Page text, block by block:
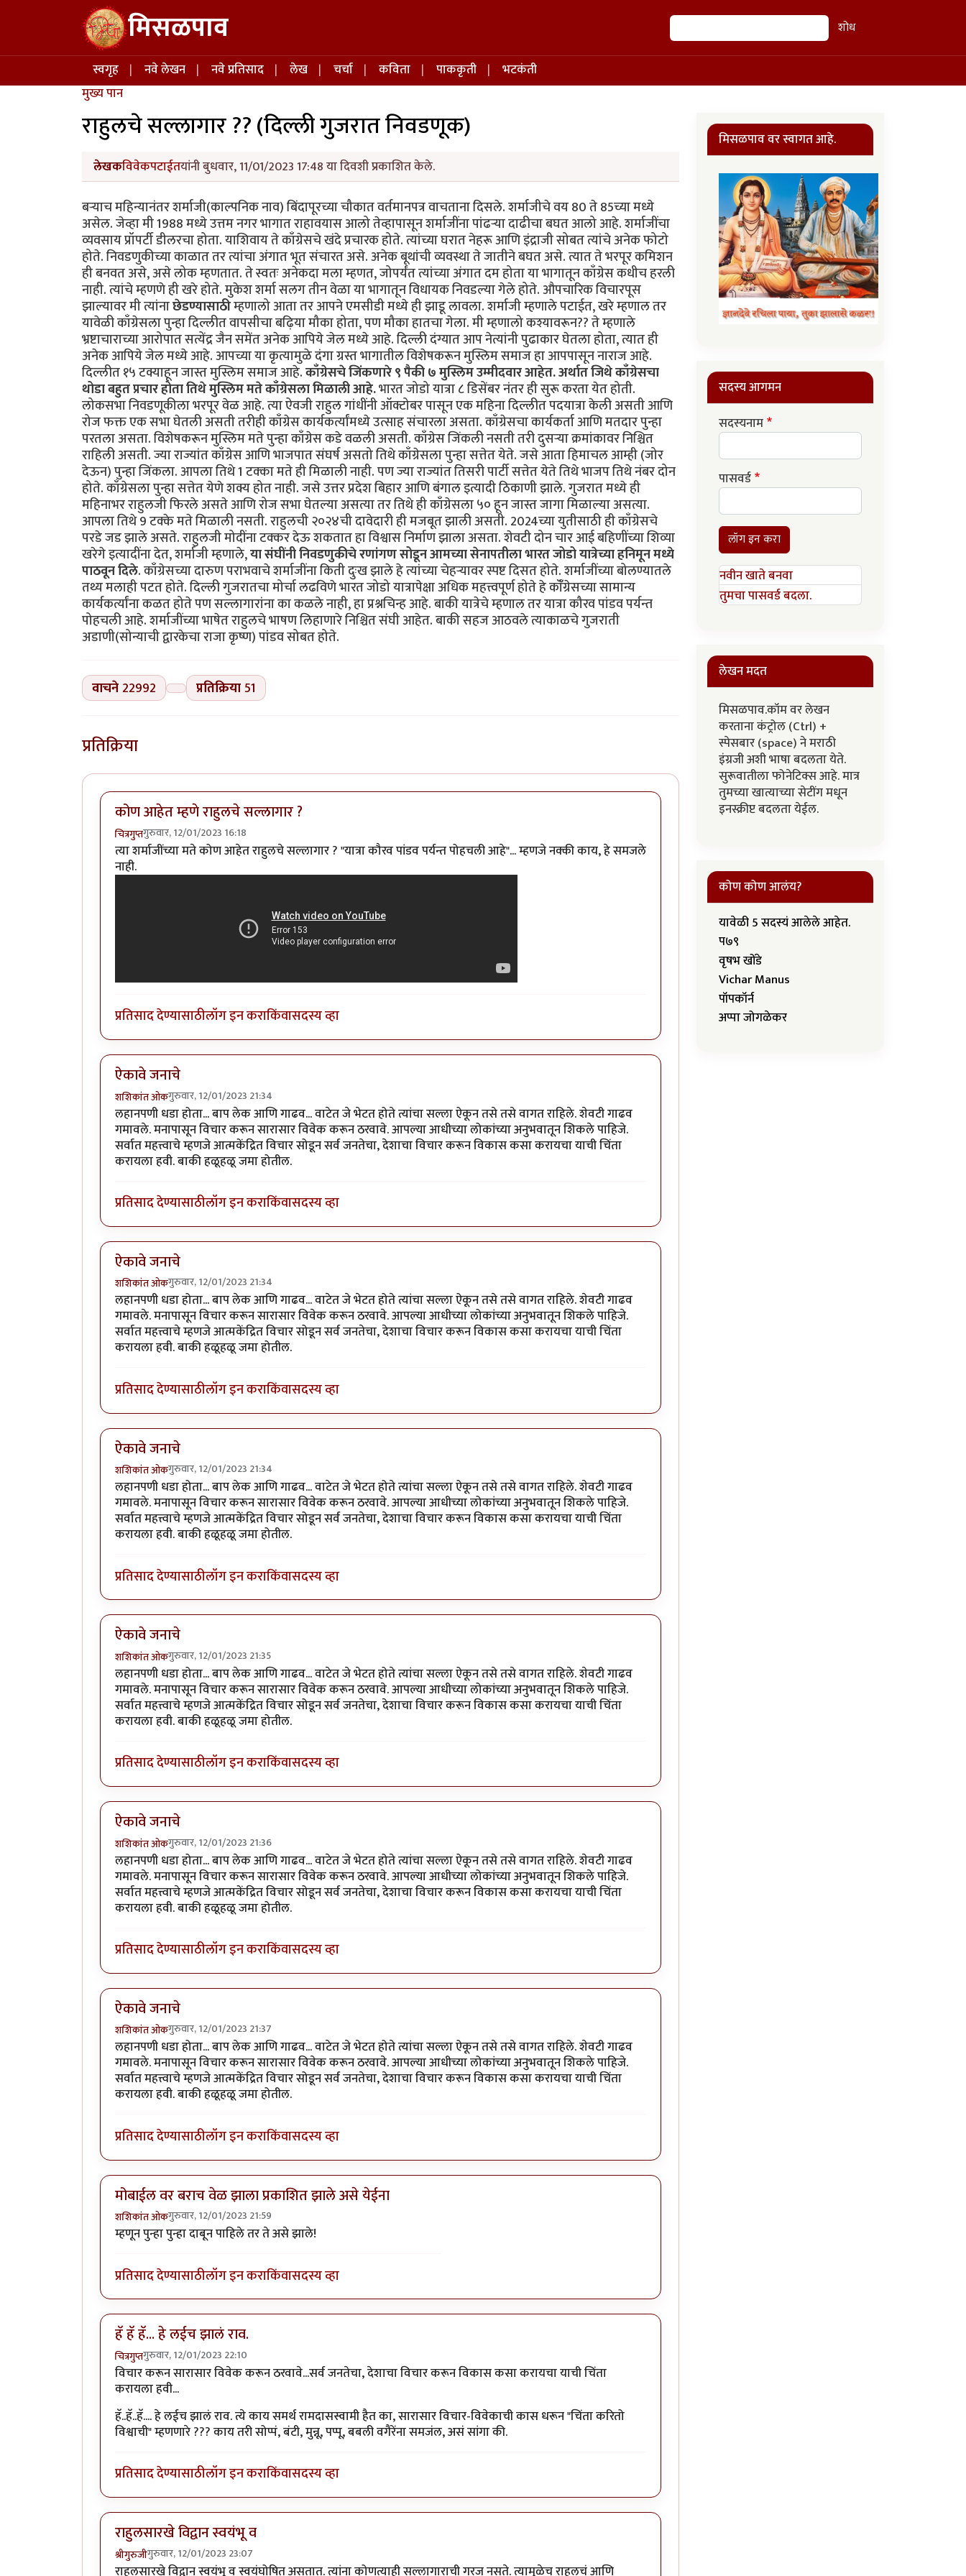
Skip to main content मिसळपाव शोध शोध
Main navigation
स्वगृह नवे लेखन नवे प्रतिसाद लेख चर्चा कविता पाककृती
भटकंती
मुख्य पान
राहुलचे सल्लागार ?? (दिल्ली गुजरात निवडणूक)
लेखकविवेकपटाईतयांनी बुधवार, 11/01/2023 17:48 या दिवशी प्रकाशित केले.
बऱ्याच महिन्यानंतर शर्माजी(काल्पनिक नाव) बिंदापूरच्या चौकात वर्तमानपत्र वाचताना दिसले. शर्माजीचे वय 80 ते 85च्या मध्ये
असेल. जेव्हा मी 1988 मध्ये उत्तम नगर भागात राहावयास आलो तेव्हापासून शर्माजींना पांढऱ्या दाढीचा बघत आलो आहे. शर्माजींचा
व्यवसाय प्रॉपर्टी डीलरचा होता. याशिवाय ते काँग्रेसचे खंदे प्रचारक होते. त्यांच्या घरात नेहरू आणि इंद्राजी सोबत त्यांचे अनेक फोटो
होते. निवडणुकीच्या काळात तर त्यांचा अंगात भूत संचारत असे. अनेक बूथांची व्यवस्था ते जातीने बघत असे. त्यात ते भरपूर कमिशन
ही बनवत असे, असे लोक म्हणतात. ते स्वतः अनेकदा मला म्हणत, जोपर्यंत त्यांच्या अंगात दम होता या भागातून काँग्रेस कधीच हरली
नाही. त्यांचे म्हणणे ही खरे होते. मुकेश शर्मा सलग तीन वेळा या भागातून विधायक निवडल्या गेले होते. औपचारिक विचारपूस
झाल्यावर मी त्यांनाछेडण्यासाठीम्हणालो आता तर आपने एमसीडी मध्ये ही झाडू लावला. शर्माजी म्हणाले पटाईत, खरे म्हणाल तर
यावेळी काँग्रेसला पुन्हा दिल्लीत वापसीचा बढ़िया मौका होता, पण मौका हातचा गेला. मी म्हणालो कश्यावरून?? ते म्हणाले
भ्रष्टाचाराच्या आरोपात सत्येंद्र जैन समेंत अनेक आपिये जेल मध्ये आहे. दिल्ली दंग्यात आप नेत्यांनी पुढाकार घेतला होता, त्यात ही
अनेक आपिये जेल मध्ये आहे. आपच्या या कृत्यामुळे दंगा ग्रस्त भागातील विशेषकरून मुस्लिम समाज हा आपपासून नाराज आहे.
दिल्लीत १५ टक्याहून जास्त मुस्लिम समाज आहे.काँग्रेसचे जिंकणारे ९ पैकी ७ मुस्लिम उम्मीदवार आहेत. अर्थात जिथे काँग्रेसचा
थोडा बहुत प्रचार होता तिथे मुस्लिम मते काँग्रेसला मिळाली आहे.भारत जोडो यात्रा ८ डिसेंबर नंतर ही सुरू करता येत होती.
लोकसभा निवडणूकीला भरपूर वेळ आहे. त्या ऐवजी राहुल गांधींनी ऑक्टोबर पासून एक महिना दिल्लीत पदयात्रा केली असती आणि
रोज फक्त एक सभा घेतली असती तरीही काँग्रेस कार्यकर्त्यांमध्ये उत्साह संचारला असता. काँग्रेसचा कार्यकर्ता आणि मतदार पुन्हा
परतला असता. विशेषकरून मुस्लिम मते पुन्हा काँग्रेस कडे वळली असती. काँग्रेस जिंकली नसती तरी दुसऱ्या क्रमांकावर निश्चित
राहिली असती. ज्या राज्यांत काँग्रेस आणि भाजपात संघर्ष असतो तिथे काँग्रेसला पुन्हा सत्तेत येते. जसे आता हिमाचल आम्ही (जोर
देऊन) पुन्हा जिंकला. आपला तिथे 1 टक्का मते ही मिळाली नाही. पण ज्या राज्यांत तिसरी पार्टी सत्तेत येते तिथे भाजप तिथे नंबर दोन
होते. काँग्रेसला पुन्हा सत्तेत येणे शक्य होत नाही. जसे उत्तर प्रदेश बिहार आणि बंगाल इत्यादी ठिकाणी झाले. गुजरात मध्ये ही
महिनाभर राहुलजी फिरले असते आणि रोज सभा घेतल्या असत्या तर तिथे ही काँग्रेसला ५० हून जास्त जागा मिळाल्या असत्या.
आपला तिथे 9 टक्के मते मिळाली नसती. राहुलची २०२४ची दावेदारी ही मजबूत झाली असती. 2024च्या युतीसाठी ही काँग्रेसचे
परडे जड झाले असते. राहुलजी मोदींना टक्कर देऊ शकतात हा विश्वास निर्माण झाला असता. शेवटी दोन चार आई बहिणींच्या शिव्या
खरेगे इत्यादींना देत, शर्माजी म्हणाले,या संघींनी निवडणुकीचे रणांगण सोडून आमच्या सेनापतीला भारत जोडो यात्रेच्या हनिमून मध्ये
पाठवून दिले. काँग्रेसच्या दारुण पराभवाचे शर्माजींना किती दुःख झाले हे त्यांच्या चेहऱ्यावर स्पष्ट दिसत होते. शर्माजींच्या बोलण्यातले
तथ्य मलाही पटत होते. दिल्ली गुजरातचा मोर्चा लढविणे भारत जोडो यात्रापेक्षा अधिक महत्त्वपूर्ण होते हे कॉँग्रेसच्या सामान्य
कार्यकर्त्यांना कळत होते पण सल्लागारांना का कळले नाही, हा प्रश्नचिन्ह आहे. बाकी यात्रेचे म्हणाल तर यात्रा कौरव पांडव पर्यन्त
पोहचली आहे. शर्माजींच्या भाषेत राहुलचे भाषण लिहाणारे निश्चित संघी आहेत. बाकी सहज आठवले त्याकाळचे गुजराती
अडाणी(सोन्याची द्वारकेचा राजा कृष्ण) पांडव सोबत होते.
वाचने 22992 प्रतिक्रिया51
प्रतिक्रिया
कोण आहेत म्हणे राहुलचे सल्लागार ?
चित्रगुप्तगुरुवार, 12/01/2023 16:18
त्या शर्माजींच्या मते कोण आहेत राहुलचे सल्लागार ? "यात्रा कौरव पांडव पर्यन्त पोहचली आहे"... म्हणजे नक्की काय, हे समजले
नाही.
प्रतिसाद देण्यासाठीलॉग इन कराकिंवासदस्य व्हा
ऐकावे जनाचे
शशिकांत ओकगुरुवार, 12/01/2023 21:34
लहानपणी धडा होता... बाप लेक आणि गाढव... वाटेत जे भेटत होते त्यांचा सल्ला ऐकून तसे तसे वागत राहिले. शेवटी गाढव
गमावले. मनापासून विचार करून सारासार विवेक करून ठरवावे. आपल्या आधीच्या लोकांच्या अनुभवातून शिकले पाहिजे.
सर्वात महत्त्वाचे म्हणजे आत्मकेंद्रित विचार सोडून सर्व जनतेचा, देशाचा विचार करून विकास कसा करायचा याची चिंता
करायला हवी. बाकी हळूहळू जमा होतील.
प्रतिसाद देण्यासाठीलॉग इन कराकिंवासदस्य व्हा
ऐकावे जनाचे
शशिकांत ओकगुरुवार, 12/01/2023 21:34
लहानपणी धडा होता... बाप लेक आणि गाढव... वाटेत जे भेटत होते त्यांचा सल्ला ऐकून तसे तसे वागत राहिले. शेवटी गाढव
गमावले. मनापासून विचार करून सारासार विवेक करून ठरवावे. आपल्या आधीच्या लोकांच्या अनुभवातून शिकले पाहिजे.
सर्वात महत्त्वाचे म्हणजे आत्मकेंद्रित विचार सोडून सर्व जनतेचा, देशाचा विचार करून विकास कसा करायचा याची चिंता
करायला हवी. बाकी हळूहळू जमा होतील.
प्रतिसाद देण्यासाठीलॉग इन कराकिंवासदस्य व्हा
ऐकावे जनाचे
शशिकांत ओकगुरुवार, 12/01/2023 21:34
लहानपणी धडा होता... बाप लेक आणि गाढव... वाटेत जे भेटत होते त्यांचा सल्ला ऐकून तसे तसे वागत राहिले. शेवटी गाढव
गमावले. मनापासून विचार करून सारासार विवेक करून ठरवावे. आपल्या आधीच्या लोकांच्या अनुभवातून शिकले पाहिजे.
सर्वात महत्त्वाचे म्हणजे आत्मकेंद्रित विचार सोडून सर्व जनतेचा, देशाचा विचार करून विकास कसा करायचा याची चिंता
करायला हवी. बाकी हळूहळू जमा होतील.
प्रतिसाद देण्यासाठीलॉग इन कराकिंवासदस्य व्हा
ऐकावे जनाचे
शशिकांत ओकगुरुवार, 12/01/2023 21:35
लहानपणी धडा होता... बाप लेक आणि गाढव... वाटेत जे भेटत होते त्यांचा सल्ला ऐकून तसे तसे वागत राहिले. शेवटी गाढव
गमावले. मनापासून विचार करून सारासार विवेक करून ठरवावे. आपल्या आधीच्या लोकांच्या अनुभवातून शिकले पाहिजे.
सर्वात महत्त्वाचे म्हणजे आत्मकेंद्रित विचार सोडून सर्व जनतेचा, देशाचा विचार करून विकास कसा करायचा याची चिंता
करायला हवी. बाकी हळूहळू जमा होतील.
प्रतिसाद देण्यासाठीलॉग इन कराकिंवासदस्य व्हा
ऐकावे जनाचे
शशिकांत ओकगुरुवार, 12/01/2023 21:36
लहानपणी धडा होता... बाप लेक आणि गाढव... वाटेत जे भेटत होते त्यांचा सल्ला ऐकून तसे तसे वागत राहिले. शेवटी गाढव
गमावले. मनापासून विचार करून सारासार विवेक करून ठरवावे. आपल्या आधीच्या लोकांच्या अनुभवातून शिकले पाहिजे.
सर्वात महत्त्वाचे म्हणजे आत्मकेंद्रित विचार सोडून सर्व जनतेचा, देशाचा विचार करून विकास कसा करायचा याची चिंता
करायला हवी. बाकी हळूहळू जमा होतील.
प्रतिसाद देण्यासाठीलॉग इन कराकिंवासदस्य व्हा
ऐकावे जनाचे
शशिकांत ओकगुरुवार, 12/01/2023 21:37
लहानपणी धडा होता... बाप लेक आणि गाढव... वाटेत जे भेटत होते त्यांचा सल्ला ऐकून तसे तसे वागत राहिले. शेवटी गाढव
गमावले. मनापासून विचार करून सारासार विवेक करून ठरवावे. आपल्या आधीच्या लोकांच्या अनुभवातून शिकले पाहिजे.
सर्वात महत्त्वाचे म्हणजे आत्मकेंद्रित विचार सोडून सर्व जनतेचा, देशाचा विचार करून विकास कसा करायचा याची चिंता
करायला हवी. बाकी हळूहळू जमा होतील.
प्रतिसाद देण्यासाठीलॉग इन कराकिंवासदस्य व्हा
मोबाईल वर बराच वेळ झाला प्रकाशित झाले असे येईना
शशिकांत ओकगुरुवार, 12/01/2023 21:59
म्हणून पुन्हा पुन्हा दाबून पाहिले तर ते असे झाले!
प्रतिसाद देण्यासाठीलॉग इन कराकिंवासदस्य व्हा
हॅ हॅ हॅ... हे लईच झालं राव.
चित्रगुप्तगुरुवार, 12/01/2023 22:10
विचार करून सारासार विवेक करून ठरवावे...सर्व जनतेचा, देशाचा विचार करून विकास कसा करायचा याची चिंता
करायला हवी...
हॅ..हॅ..हॅ.... हे लईच झालं राव. त्ये काय समर्थ रामदासस्वामी हैत का, सारासार विचार-विवेकाची कास धरून "चिंता करितो
विश्वाची" म्हणणारे ??? काय तरी सोप्पं, बंटी, मुन्नू, पप्पू, बबली वगैरेंना समजंल, असं सांगा की.
प्रतिसाद देण्यासाठीलॉग इन कराकिंवासदस्य व्हा
राहुलसारखे विद्वान स्वयंभू व
श्रीगुरुजीगुरुवार, 12/01/2023 23:07
राहुलसारखे विद्वान स्वयंभू व स्वयंघोषित असतात. त्यांना कोणत्याही सल्लागाराची गरज नसते. त्यामुळेच राहुलचं आणि
मिसळपाव वर स्वागत आहे.
सदस्य आगमन
सदस्यनाम
पासवर्ड
लॉग इन करा
नवीन खाते बनवा
तुमचा पासवर्ड बदला.
लेखन मदत
मिसळपाव.कॉम वर लेखन
करताना कंट्रोल (Ctrl) +
स्पेसबार (space) ने मराठी
इंग्रजी अशी भाषा बदलता येते.
सुरूवातीला फोनेटिक्स आहे. मात्र
तुमच्या खात्याच्या सेटींग मधून
इनस्क्रीप्ट बदलता येईल.
कोण कोण आलंय?
यावेळी 5 सदस्यं आलेले आहेत.
प७९
वृषभ खोंडे
Vichar Manus
पॉपकॉर्न
अप्पा जोगळेकर